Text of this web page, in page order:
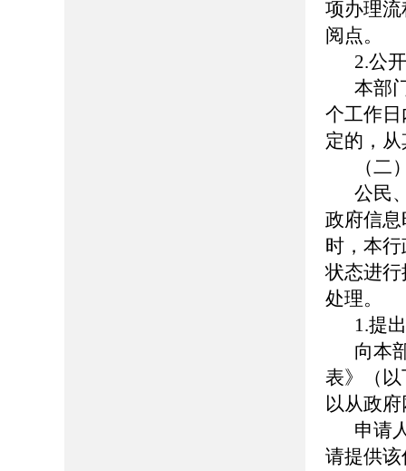
项办理
阅点。
2.公
本部
个工作
定的，
（二
公民
政府信
时，本
状态进
处理。
1.提
向本
表》（
以从政
申请
请提供